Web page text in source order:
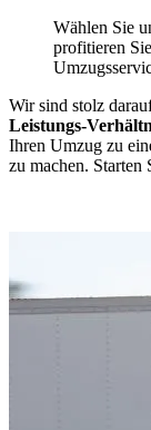
Wählen Sie
profitieren
Wir sind stolz
Leistungs-
Ihren Umzug zu
zu machen. Starten